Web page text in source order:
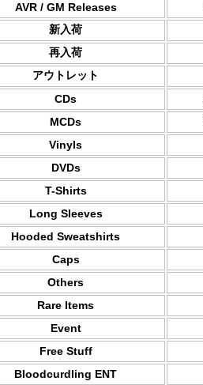
AVR / GM Releases
新入荷
再入荷
アウトレット
CDs
MCDs
Vinyls
DVDs
T-Shirts
Long Sleeves
Hooded Sweatshirts
Caps
Others
Rare Items
Event
Free Stuff
Bloodcurdling ENT